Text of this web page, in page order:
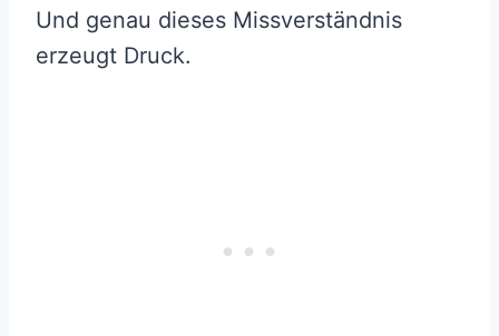
Und genau dieses Missverständnis
erzeugt Druck.